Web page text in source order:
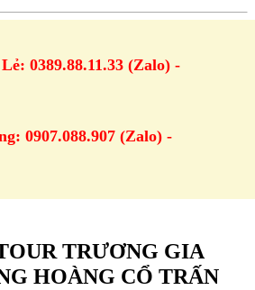
0389.88.11.33 (Zalo) -
0907.088.907 (Zalo) -
TRƯƠNG GIA
HOÀNG CỔ TRẤN